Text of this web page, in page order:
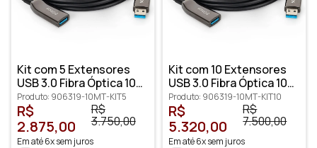
Kit com 5 Extensores
USB 3.0 Fibra Óptica 10
metros
Produto: 906319-10MT-KIT5
R$
2.875,00
R$
3.750,00
Em até 6x sem juros
Kit com 10 Extensores
USB 3.0 Fibra Óptica 10
metros
Produto: 906319-10MT-KIT10
R$
5.320,00
R$
7.500,00
Em até 6x sem juros